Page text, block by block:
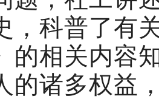
，科普了有
的相关内容
的诸多权益